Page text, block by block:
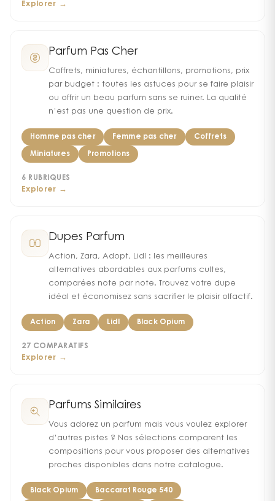
Explorer →
Parfum Pas Cher
Coffrets, miniatures, échantillons, promotions, prix
par budget : toutes les astuces pour se faire plaisir
ou offrir un beau parfum sans se ruiner. La qualité
n’est pas une question de prix.
Homme pas cher Femme pas cher Coffrets
Miniatures Promotions
6 RUBRIQUES
Explorer →
Dupes Parfum
Action, Zara, Adopt, Lidl : les meilleures
alternatives abordables aux parfums cultes,
comparées note par note. Trouvez votre dupe
idéal et économisez sans sacrifier le plaisir olfactif.
Action Zara Lidl Black Opium
27 COMPARATIFS
Explorer →
Parfums Similaires
Vous adorez un parfum mais vous voulez explorer
d’autres pistes ? Nos sélections comparent les
compositions pour vous proposer des alternatives
proches disponibles dans notre catalogue.
Black Opium Baccarat Rouge 540